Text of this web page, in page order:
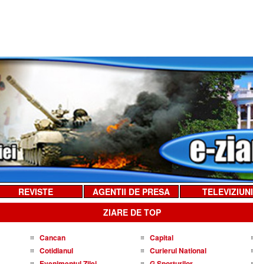
REVISTE AGENTII DE PRESA TELEVIZIUNI
ZIARE DE TOP
Cancan Capital
Cotidianul
Curierul National